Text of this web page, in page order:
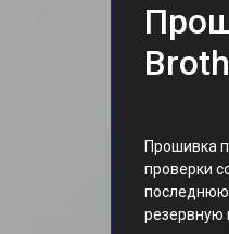
Прошивка
проверки
последнюю
резервную